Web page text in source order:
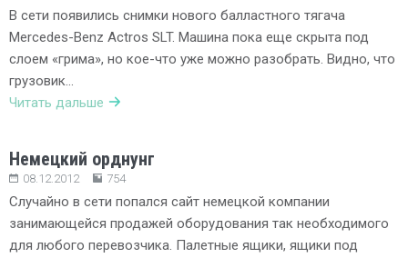
В сети появились снимки нового балластного тягача
Mercedes-Benz Actros SLT. Машина пока еще скрыта под
слоем «грима», но кое-что уже можно разобрать. Видно, что
грузовик…
Читать дальше
Немецкий орднунг
08.12.2012 754
Случайно в сети попался сайт немецкой компании
занимающейся продажей оборудования так необходимого
для любого перевозчика. Палетные ящики, ящики под